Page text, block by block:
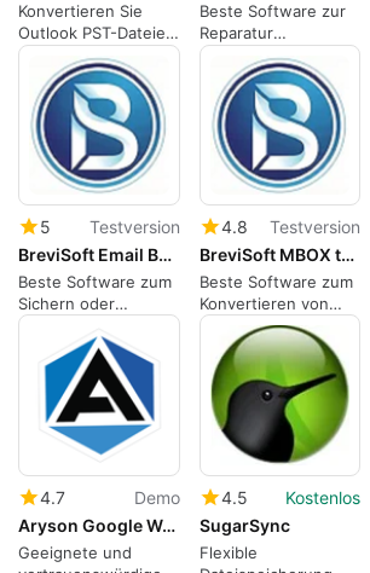
Konvertieren Sie
Outlook PST-Dateien
in 13+ Dateiformate
Beste Software zur
Reparatur
beschädigter PST-
Dateien und
Wiederherstellung
von E-Mails aus PST-
Dateien
5
Testversion
BreviSoft Email Backup Tool
Beste Software zum
Sichern oder
Migrieren von E-
Mails aus mehr als
60 E-Mail-Clients
4.8
Testversion
BreviSoft MBOX to PST Converter Tool
Beste Software zum
Konvertieren von
MBOX-Dateien in
Outlook PST und
andere Formate
4.7
Demo
Aryson Google Workspace to Office 365 Migration Tool
Geeignete und
4.5
Kostenlos
SugarSync
Flexible